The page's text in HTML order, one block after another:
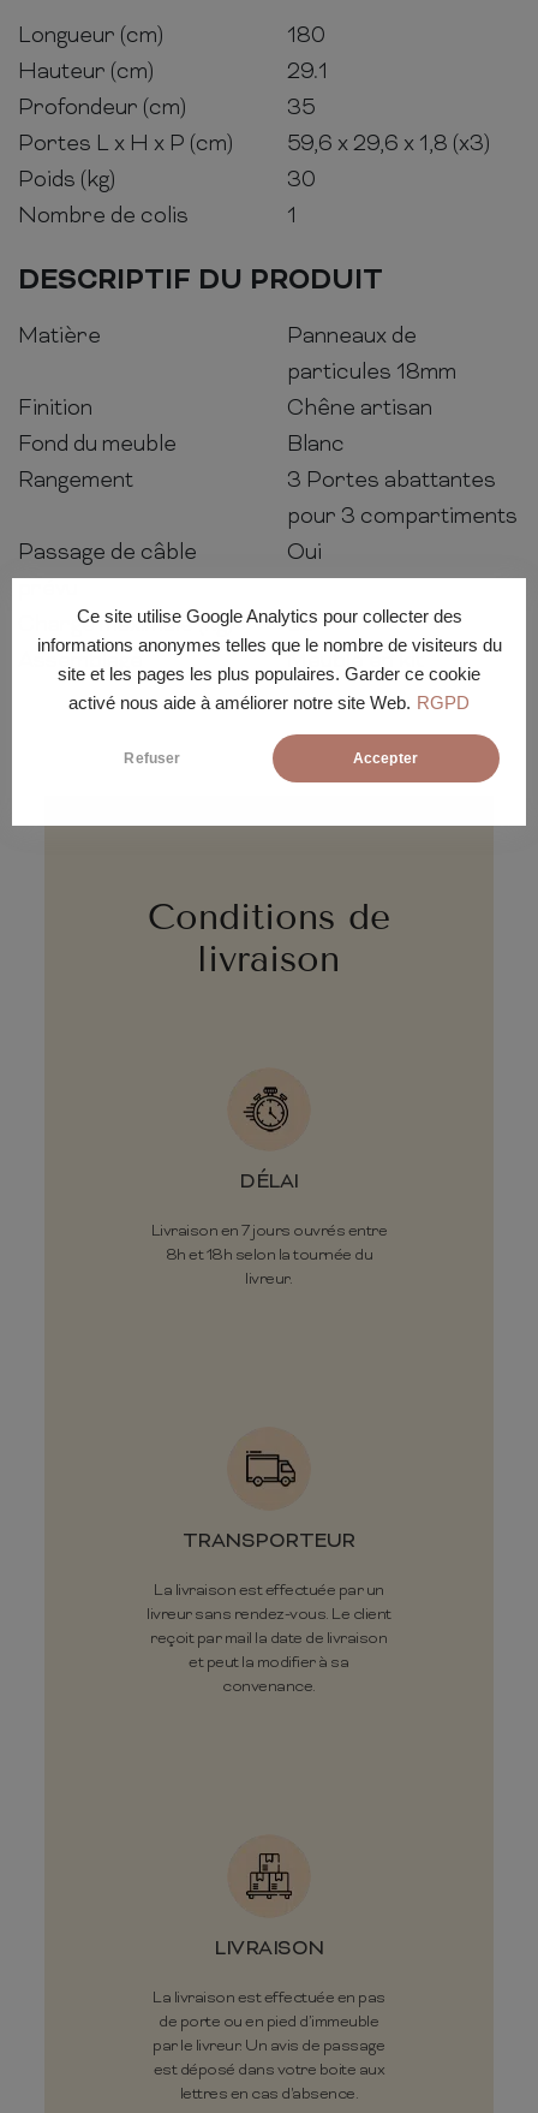
Ce site utilise Google Analytics pour collecter des
informations anonymes telles que le nombre de visiteurs du
site et les pages les plus populaires. Garder ce cookie
activé nous aide à améliorer notre site Web. RGPD
Refuser Accepter
Longueur (cm)
180
Hauteur (cm)
29.1
Profondeur (cm)
35
Portes L x H x P (cm)
59,6 x 29,6 x 1,8 (x3)
Poids (kg)
30
Nombre de colis
1
DESCRIPTIF DU PRODUIT
Matière
Panneaux de
particules 18mm
Finition
Chêne artisan
Fond du meuble
Blanc
Rangement
3 Portes abattantes
pour 3 compartiments
Passage de câble
Oui
Charge maximale (kg)
30
Assemblage
Meuble en kit
Conditions de
livraison
DÉLAI
Livraison en 7 jours ouvrés entre
8h et 18h selon la tournée du
livreur.
TRANSPORTEUR
La livraison est effectuée par un
livreur sans rendez-vous. Le client
reçoit par mail la date de livraison
et peut la modifier à sa
convenance.
LIVRAISON
La livraison est effectuée en pas
de porte ou en pied d’immeuble
par le livreur. Un avis de passage
est déposé dans votre boite aux
lettres en cas d'absence.